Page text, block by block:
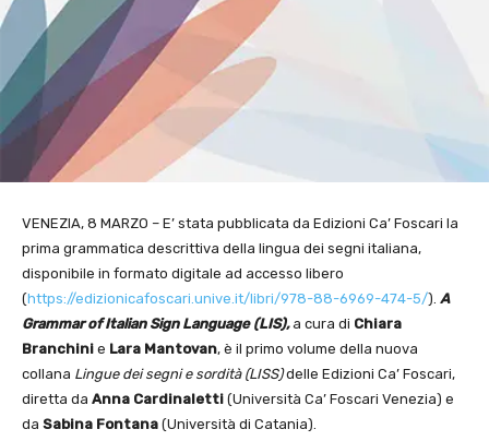
VENEZIA, 8 MARZO – E’ stata pubblicata da Edizioni Ca’ Foscari la
prima grammatica descrittiva della lingua dei segni italiana,
disponibile in formato digitale ad accesso libero
(https://edizionicafoscari.unive.it/libri/978-88-6969-474-5/). A
Grammar of Italian Sign Language (LIS),a cura di Chiara
Branchini e Lara Mantovan, è il primo volume della nuova
collana Lingue dei segni e sordità (LISS)delle Edizioni Ca’ Foscari,
diretta da Anna Cardinaletti (Università Ca’ Foscari Venezia) e
da Sabina Fontana (Università di Catania).